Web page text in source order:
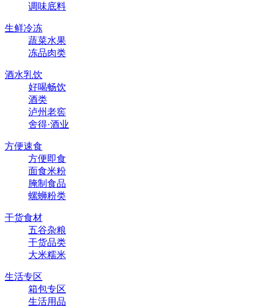
调味底料
生鲜冷冻
蔬菜水果
冻品肉类
酒水乳饮
好喝畅饮
酒类
泸州老窖
舍得·酒业
方便速食
方便即食
面食米粉
腌制食品
螺蛳粉类
干货食材
五谷杂粮
干货品类
大米糯米
生活专区
箱包专区
生活用品